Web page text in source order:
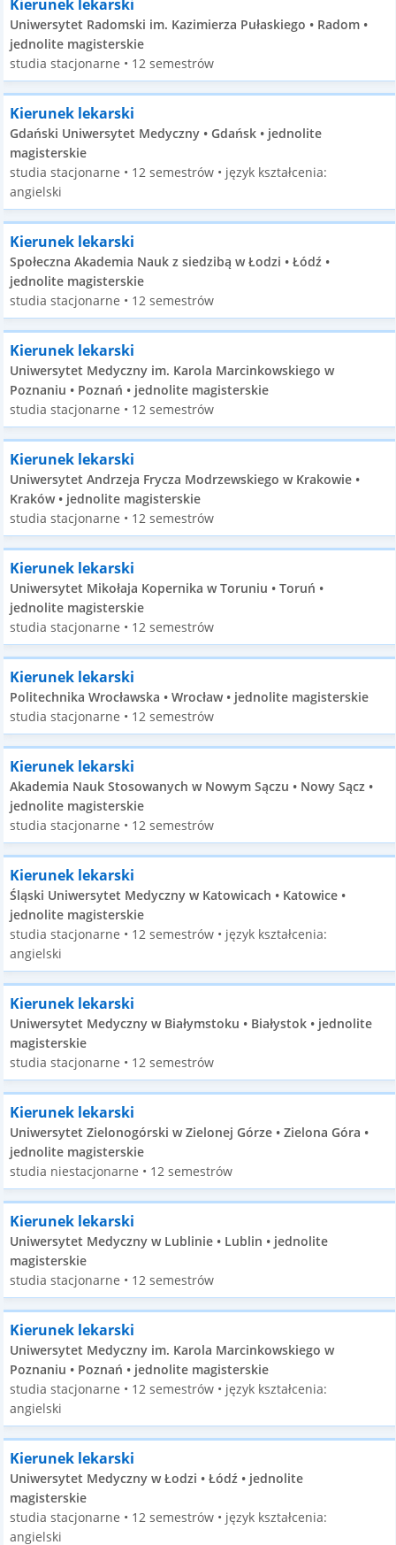
Kierunek lekarski
Uniwersytet Radomski im. Kazimierza Pułaskiego • Radom •
jednolite magisterskie
studia stacjonarne • 12 semestrów
Kierunek lekarski
Gdański Uniwersytet Medyczny • Gdańsk • jednolite
magisterskie
studia stacjonarne • 12 semestrów • język kształcenia:
angielski
Kierunek lekarski
Społeczna Akademia Nauk z siedzibą w Łodzi • Łódź •
jednolite magisterskie
studia stacjonarne • 12 semestrów
Kierunek lekarski
Uniwersytet Medyczny im. Karola Marcinkowskiego w
Poznaniu • Poznań • jednolite magisterskie
studia stacjonarne • 12 semestrów
Kierunek lekarski
Uniwersytet Andrzeja Frycza Modrzewskiego w Krakowie •
Kraków • jednolite magisterskie
studia stacjonarne • 12 semestrów
Kierunek lekarski
Uniwersytet Mikołaja Kopernika w Toruniu • Toruń •
jednolite magisterskie
studia stacjonarne • 12 semestrów
Kierunek lekarski
Politechnika Wrocławska • Wrocław • jednolite magisterskie
studia stacjonarne • 12 semestrów
Kierunek lekarski
Akademia Nauk Stosowanych w Nowym Sączu • Nowy Sącz •
jednolite magisterskie
studia stacjonarne • 12 semestrów
Kierunek lekarski
Śląski Uniwersytet Medyczny w Katowicach • Katowice •
jednolite magisterskie
studia stacjonarne • 12 semestrów • język kształcenia:
angielski
Kierunek lekarski
Uniwersytet Medyczny w Białymstoku • Białystok • jednolite
magisterskie
studia stacjonarne • 12 semestrów
Kierunek lekarski
Uniwersytet Zielonogórski w Zielonej Górze • Zielona Góra •
jednolite magisterskie
studia niestacjonarne • 12 semestrów
Kierunek lekarski
Uniwersytet Medyczny w Lublinie • Lublin • jednolite
magisterskie
studia stacjonarne • 12 semestrów
Kierunek lekarski
Uniwersytet Medyczny im. Karola Marcinkowskiego w
Poznaniu • Poznań • jednolite magisterskie
studia stacjonarne • 12 semestrów • język kształcenia:
angielski
Kierunek lekarski
Uniwersytet Medyczny w Łodzi • Łódź • jednolite
magisterskie
studia stacjonarne • 12 semestrów • język kształcenia:
angielski